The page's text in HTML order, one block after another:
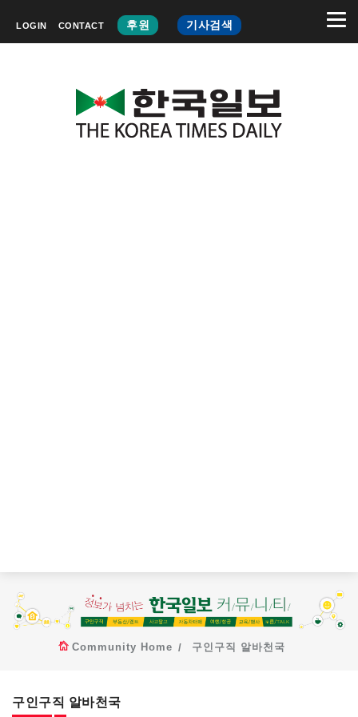
LOGIN CONTACT 후원 기사검색
Community Home 구인구직 알바천국
구인구직 알바천국